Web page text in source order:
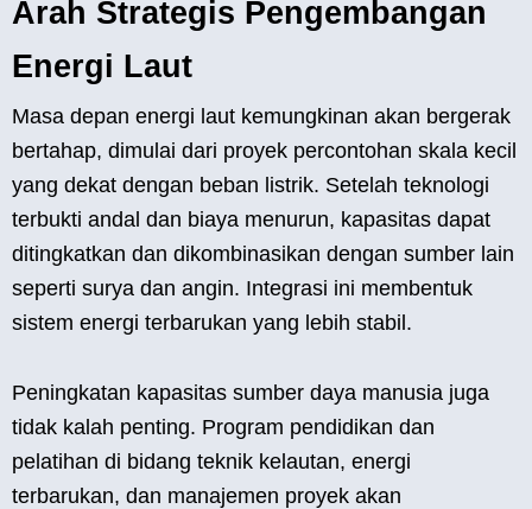
Arah Strategis Pengembangan
Energi Laut
Masa depan energi laut kemungkinan akan bergerak
bertahap, dimulai dari proyek percontohan skala kecil
yang dekat dengan beban listrik. Setelah teknologi
terbukti andal dan biaya menurun, kapasitas dapat
ditingkatkan dan dikombinasikan dengan sumber lain
seperti surya dan angin. Integrasi ini membentuk
sistem energi terbarukan yang lebih stabil.
Peningkatan kapasitas sumber daya manusia juga
tidak kalah penting. Program pendidikan dan
pelatihan di bidang teknik kelautan, energi
terbarukan, dan manajemen proyek akan